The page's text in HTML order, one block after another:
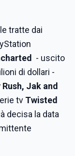
tratte dai
- uscito
di dollari -
Jak and
tv Twisted
decisa la data